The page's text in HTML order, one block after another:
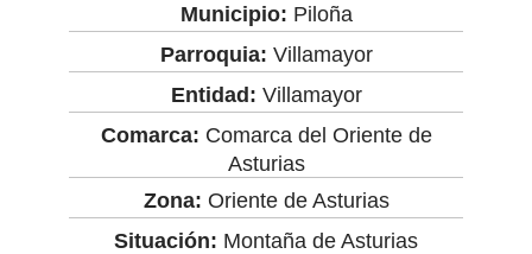
Municipio: Piloña
Parroquia: Villamayor
Entidad: Villamayor
Comarca: Comarca del Oriente de
Asturias
Zona: Oriente de Asturias
Situación: Montaña de Asturias